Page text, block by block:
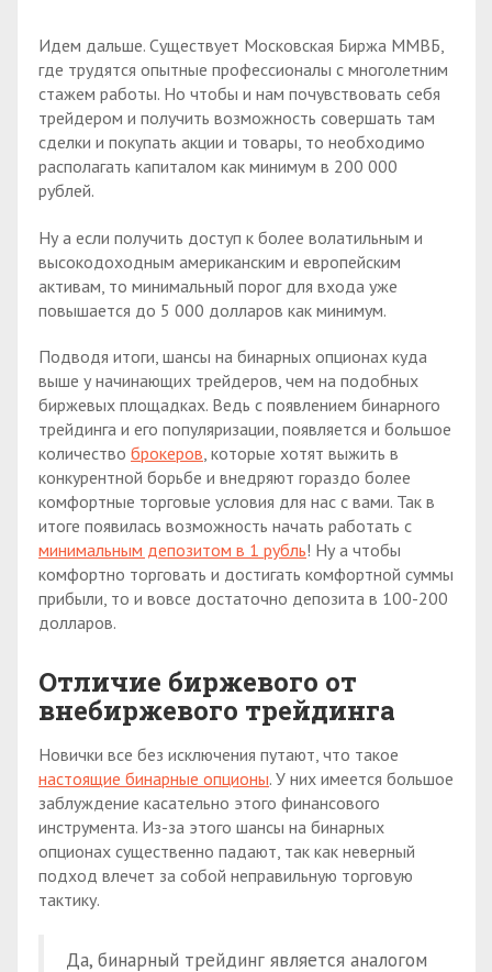
Идем дальше. Существует Московская Биржа ММВБ,
где трудятся опытные профессионалы с многолетним
стажем работы. Но чтобы и нам почувствовать себя
трейдером и получить возможность совершать там
сделки и покупать акции и товары, то необходимо
располагать капиталом как минимум в 200 000
рублей.
Ну а если получить доступ к более волатильным и
высокодоходным американским и европейским
активам, то минимальный порог для входа уже
повышается до 5 000 долларов как минимум.
Подводя итоги, шансы на бинарных опционах куда
выше у начинающих трейдеров, чем на подобных
биржевых площадках. Ведь с появлением бинарного
трейдинга и его популяризации, появляется и большое
количество брокеров, которые хотят выжить в
конкурентной борьбе и внедряют гораздо более
комфортные торговые условия для нас с вами. Так в
итоге появилась возможность начать работать с
минимальным депозитом в 1 рубль! Ну а чтобы
комфортно торговать и достигать комфортной суммы
прибыли, то и вовсе достаточно депозита в 100-200
долларов.
Отличие биржевого от
внебиржевого трейдинга
Новички все без исключения путают, что такое
настоящие бинарные опционы. У них имеется большое
заблуждение касательно этого финансового
инструмента. Из-за этого шансы на бинарных
опционах существенно падают, так как неверный
подход влечет за собой неправильную торговую
тактику.
Да, бинарный трейдинг является аналогом